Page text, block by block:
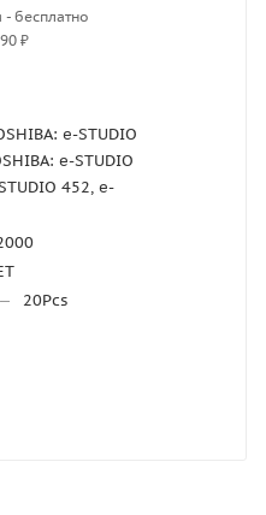
бесплатно
₽
e-STUDIO
e-STUDIO
452, e-
—
20Pcs